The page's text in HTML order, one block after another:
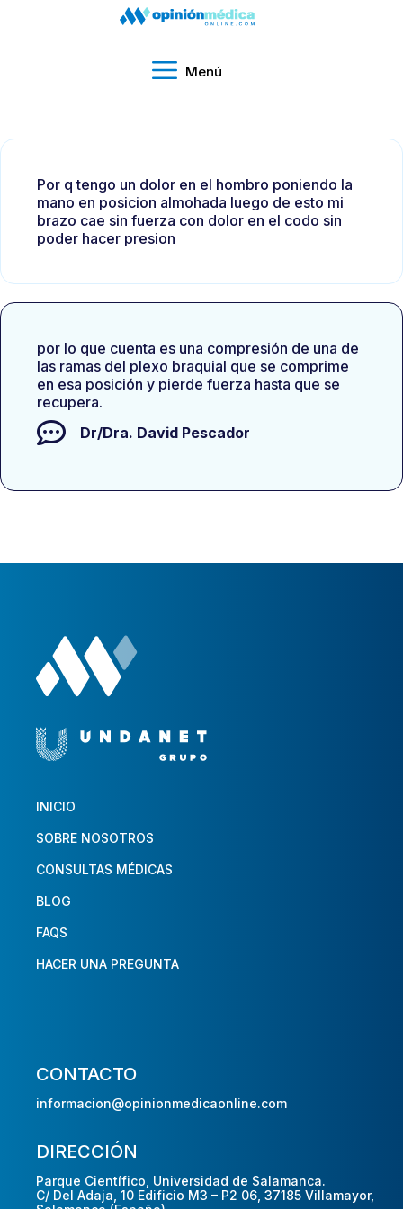
Menú
Por q tengo un dolor en el hombro poniendo la
mano en posicion almohada luego de esto mi
brazo cae sin fuerza con dolor en el codo sin
poder hacer presion
por lo que cuenta es una compresión de una de
las ramas del plexo braquial que se comprime
en esa posición y pierde fuerza hasta que se
recupera.
Dr/Dra. David Pescador
INICIO
SOBRE NOSOTROS
CONSULTAS MÉDICAS
BLOG
FAQS
HACER UNA PREGUNTA
CONTACTO
informacion@opinionmedicaonline.com
DIRECCIÓN
Parque Científico, Universidad de Salamanca.
C/ Del Adaja, 10 Edificio M3 – P2 06, 37185 Villamayor,